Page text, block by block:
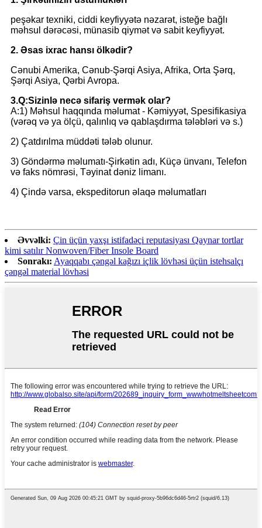
peşəkar texniki, ciddi keyfiyyətə nəzarət, isteğe bağlı
məhsul dərəcəsi, münasib qiymət və sabit keyfiyyət.
2. Əsas ixrac hansı ölkədir?
Cənubi Amerika, Cənub-Şərqi Asiya, Afrika, Orta Şərq,
Şərqi Asiya, Qərbi Avropa.
3.Q:Sizinlə necə sifariş vermək olar?
A:1) Məhsul haqqında məlumat - Kəmiyyət, Spesifikasiya
(vərəq və ya ölçü, qalınlıq və qablaşdırma tələbləri və s.)
2) Çatdırılma müddəti tələb olunur.
3) Göndərmə məlumatı-Şirkətin adı, Küçə ünvanı, Telefon
və faks nömrəsi, Təyinat dəniz limanı.
4) Çində varsa, ekspeditorun əlaqə məlumatları
Əvvəlki: Çin üçün yaxşı istifadəçi reputasiyası Qaynar tortlar
kimi satılır Nonwoven/Fiber Insole Board
Sonrakı: Ayaqqabı çəngəl kağızı içlik lövhəsi üçün istehsalçı
çəngəl material lövhəsi